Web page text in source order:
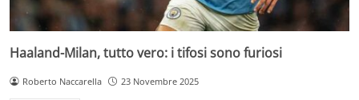
Haaland-Milan, tutto vero: i tifosi sono furiosi
Roberto Naccarella 23 Novembre 2025